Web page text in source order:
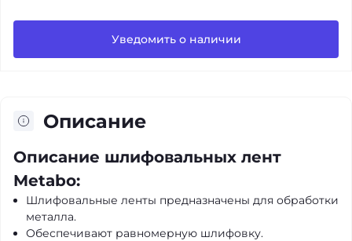
Уведомить о наличии
Описание
Описание шлифовальных лент
Metabo:
Шлифовальные ленты предназначены для обработки
металла.
Обеспечивают равномерную шлифовку.